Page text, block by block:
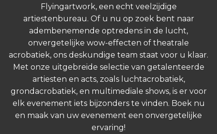
Flyingartwork, een echt veelzijdige
artiestenbureau. Of u nu op zoek bent naar
adembenemende optredens in de lucht,
onvergetelijke wow-effecten of theatrale
acrobatiek, ons deskundige team staat voor u klaar.
Met onze uitgebreide selectie van getalenteerde
artiesten en acts, zoals luchtacrobatiek,
grondacrobatiek, en multimediale shows, is er voor
elk evenement iets bijzonders te vinden. Boek nu
en maak van uw evenement een onvergetelijke
ervaring!